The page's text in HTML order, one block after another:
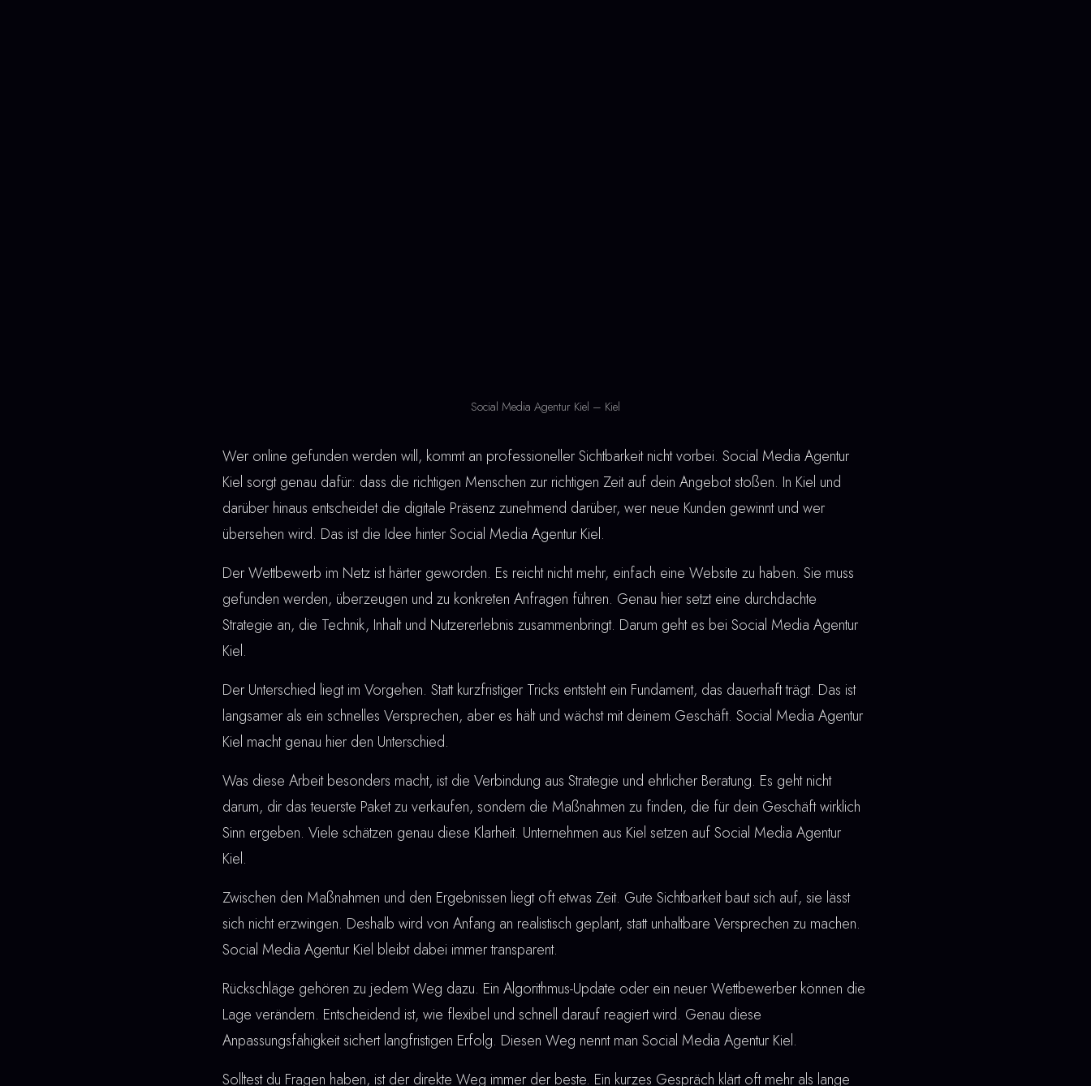
Social Media Agentur Kiel – Kiel
Wer online gefunden werden will, kommt an professioneller Sichtbarkeit nicht vorbei. Social Media Agentur
Kiel sorgt genau dafür: dass die richtigen Menschen zur richtigen Zeit auf dein Angebot stoßen. In Kiel und
darüber hinaus entscheidet die digitale Präsenz zunehmend darüber, wer neue Kunden gewinnt und wer
übersehen wird. Das ist die Idee hinter Social Media Agentur Kiel.
Der Wettbewerb im Netz ist härter geworden. Es reicht nicht mehr, einfach eine Website zu haben. Sie muss
gefunden werden, überzeugen und zu konkreten Anfragen führen. Genau hier setzt eine durchdachte
Strategie an, die Technik, Inhalt und Nutzererlebnis zusammenbringt. Darum geht es bei Social Media Agentur
Kiel.
Der Unterschied liegt im Vorgehen. Statt kurzfristiger Tricks entsteht ein Fundament, das dauerhaft trägt. Das ist
langsamer als ein schnelles Versprechen, aber es hält und wächst mit deinem Geschäft. Social Media Agentur
Kiel macht genau hier den Unterschied.
Was diese Arbeit besonders macht, ist die Verbindung aus Strategie und ehrlicher Beratung. Es geht nicht
darum, dir das teuerste Paket zu verkaufen, sondern die Maßnahmen zu finden, die für dein Geschäft wirklich
Sinn ergeben. Viele schätzen genau diese Klarheit. Unternehmen aus Kiel setzen auf Social Media Agentur
Kiel.
Zwischen den Maßnahmen und den Ergebnissen liegt oft etwas Zeit. Gute Sichtbarkeit baut sich auf, sie lässt
sich nicht erzwingen. Deshalb wird von Anfang an realistisch geplant, statt unhaltbare Versprechen zu machen.
Social Media Agentur Kiel bleibt dabei immer transparent.
Rückschläge gehören zu jedem Weg dazu. Ein Algorithmus-Update oder ein neuer Wettbewerber können die
Lage verändern. Entscheidend ist, wie flexibel und schnell darauf reagiert wird. Genau diese
Anpassungsfähigkeit sichert langfristigen Erfolg. Diesen Weg nennt man Social Media Agentur Kiel.
Solltest du Fragen haben, ist der direkte Weg immer der beste. Ein kurzes Gespräch klärt oft mehr als lange